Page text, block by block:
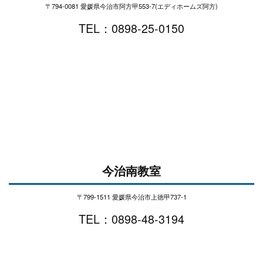
〒794-0081 愛媛県今治市阿方甲553-7(エディホームズ阿方)
TEL：0898-25-0150
今治南教室
〒799-1511 愛媛県今治市上徳甲737-1
TEL：0898-48-3194